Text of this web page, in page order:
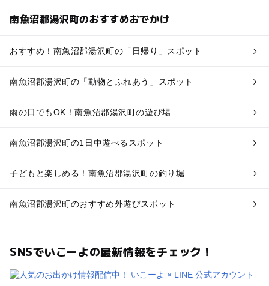
南魚沼郡湯沢町のおすすめおでかけ
おすすめ！南魚沼郡湯沢町の「日帰り」スポット
南魚沼郡湯沢町の「動物とふれあう」スポット
雨の日でもOK！南魚沼郡湯沢町の遊び場
南魚沼郡湯沢町の1日中遊べるスポット
子どもと楽しめる！南魚沼郡湯沢町の釣り堀
南魚沼郡湯沢町のおすすめ外遊びスポット
SNSでいこーよの最新情報をチェック！